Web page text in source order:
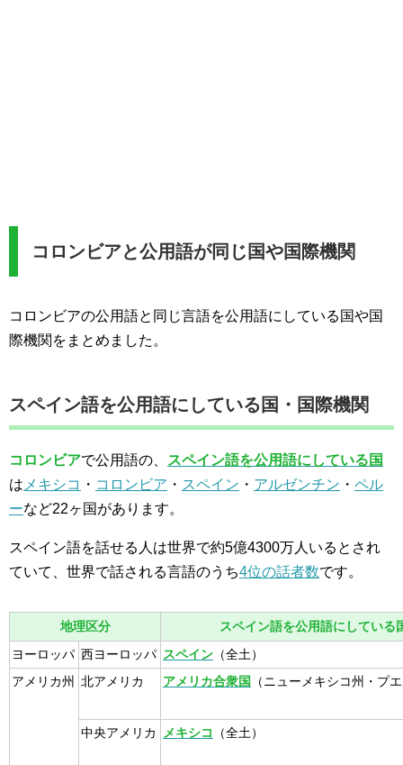
コロンビアと公用語が同じ国や国際機関
コロンビアの公用語と同じ言語を公用語にしている国や国
際機関をまとめました。
スペイン語を公用語にしている国・国際機関
コロンビアで公用語の、
スペイン語を公用語にしている国
は メキシコ ・ コロンビア ・ スペイン ・ アルゼンチン ・ ペル
ーなど22ヶ国があります。
スペイン語を話せる人は世界で約5億4300万人いるとされ
ていて、世界で話される言語のうち4位の話者数です。
地理区分 スペイン語を公用語にしている
ヨーロッパ 西ヨーロッパ スペイン （全土）
アメリカ州
北アメリカ アメリカ合衆国 （ニューメキシコ州・プ
中央アメリカ メキシコ （全土）